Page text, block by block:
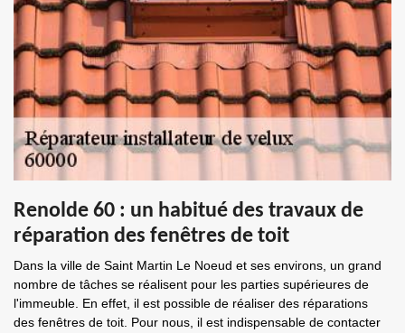
Renolde 60 : un habitué des travaux de
réparation des fenêtres de toit
Dans la ville de Saint Martin Le Noeud et ses environs, un grand
nombre de tâches se réalisent pour les parties supérieures de
l'immeuble. En effet, il est possible de réaliser des réparations
des fenêtres de toit. Pour nous, il est indispensable de contacter